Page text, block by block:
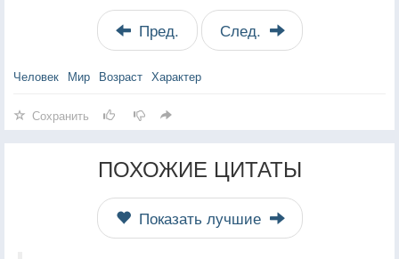
Пред. След.
Человек Мир Возраст Характер
Сохранить
ПОХОЖИЕ ЦИТАТЫ
Показать лучшие